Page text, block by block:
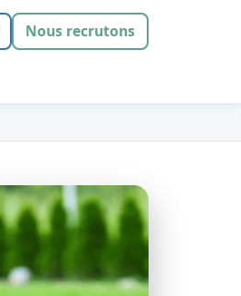
Nous recrutons